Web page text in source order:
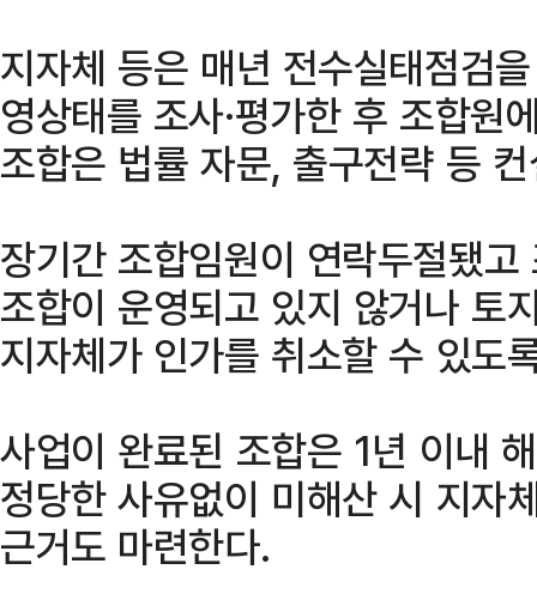
지자체 등은 매년 전수실태점검
영상태를 조사·평가한 후 조합원
조합은 법률 자문, 출구전략 등
장기간 조합임원이 연락두절됐
조합이 운영되고 있지 않거나 토
지자체가 인가를 취소할 수 있도
사업이 완료된 조합은 1년 이내
정당한 사유없이 미해산 시 지자
근거도 마련한다.